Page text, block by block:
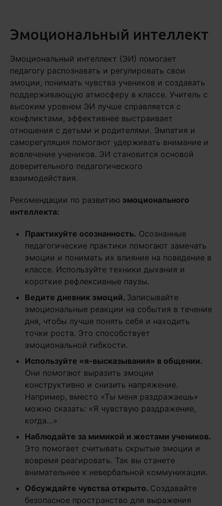
Эмоциональный интеллект
Эмоциональный интеллект (ЭИ) помогает
педагогу распознавать и регулировать свои
эмоции, понимать чувства учеников и создавать
поддерживающую атмосферу в классе. Учитель с
высоким уровнем ЭИ лучше справляется с
конфликтами, эффективнее выстраивает
отношения с детьми и родителями. Эмпатия и
саморегуляция помогают удерживать внимание и
вовлечение учеников. ЭИ становится основой
доверительного педагогического
взаимодействия.
Рекомендации по развитию эмоционального
интеллекта:
Практикуйте осознанность. Осознанные
педагогические практики помогают замечать
эмоции и понимать их влияние на поведение в
классе. Используйте техники дыхания и
короткие рефлексивные паузы.
Ведите дневник эмоций. Записывайте
эмоциональные реакции на события в течение
дня, чтобы лучше понять себя и находить
точки роста. Это способствует
эмоциональной гибкости.
Используйте «я-высказывания» в общении.
Они помогают выразить эмоции
конструктивно и снизить напряжение.
Например, вместо «Ты меня раздражаешь»
можно сказать: «Я чувствую раздражение,
когда…»
Наблюдайте за мимикой и жестами учеников.
Это помогает считывать скрытые эмоции и
вовремя реагировать. Так вы станете
внимательнее к невербальной коммуникации.
Обсуждайте чувства открыто. Создавайте
безопасное пространство для выражения